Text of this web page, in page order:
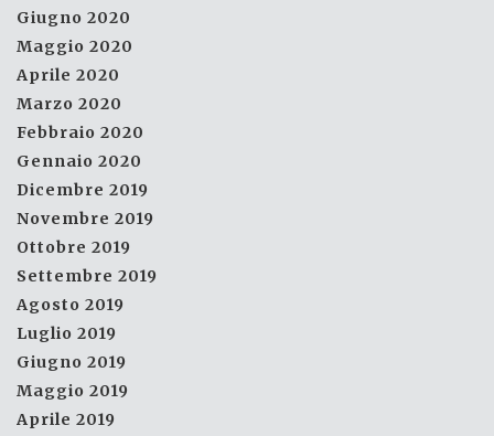
Giugno 2020
Maggio 2020
Aprile 2020
Marzo 2020
Febbraio 2020
Gennaio 2020
Dicembre 2019
Novembre 2019
Ottobre 2019
Settembre 2019
Agosto 2019
Luglio 2019
Giugno 2019
Maggio 2019
Aprile 2019